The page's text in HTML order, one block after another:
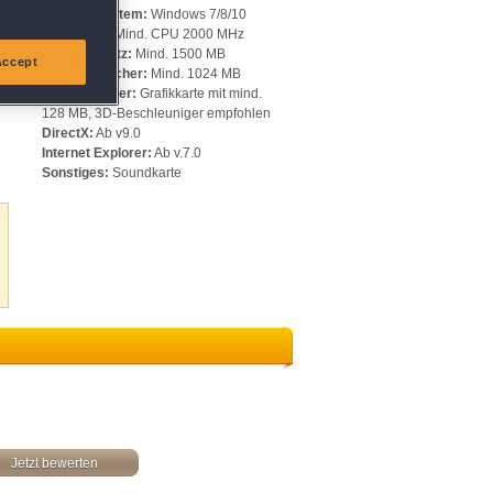
Betriebssystem: Windows 7/8/10
Mind. CPU 2000 MHz
Speicherplatz: Mind. 1500 MB
Arbeitsspeicher: Mind. 1024 MB
Videospeicher: Grafikkarte mit mind.
128 MB, 3D-Beschleuniger empfohlen
DirectX: Ab v9.0
Internet Explorer: Ab v.7.0
Sonstiges: Soundkarte
Jetzt bewerten